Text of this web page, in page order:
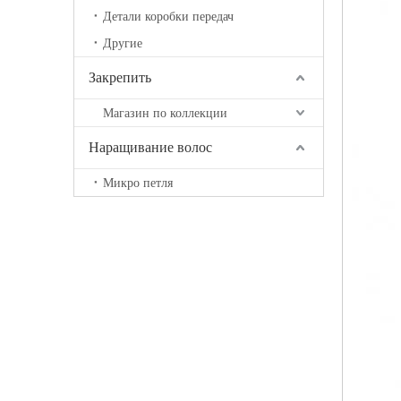
Детали коробки передач
Другие
Закрепить
Магазин по коллекции
Наращивание волос
Микро петля